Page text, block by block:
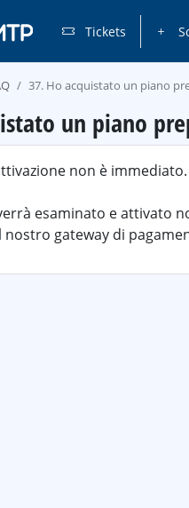
Tickets
37. Ho acquistato un piano
un piano
non è immediato.
esaminato e attivato
nostro gateway di